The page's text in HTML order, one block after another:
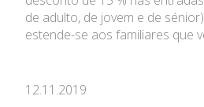
de adulto, de jovem e de
estende-se aos familiares que
12.11.2019